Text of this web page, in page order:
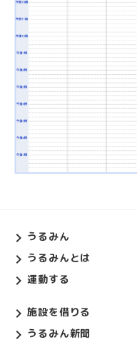
うるみん
うるみんとは
運動する
施設を借りる
うるみん新聞